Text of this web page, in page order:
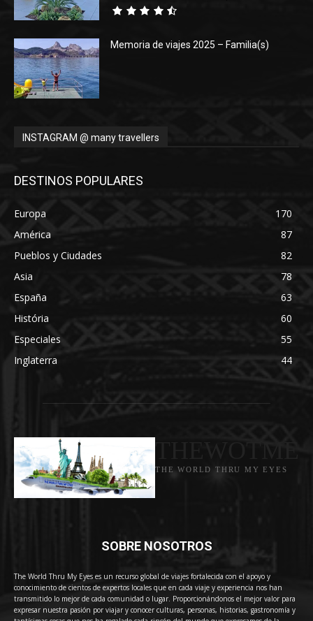
Memoria de viajes 2025 – Familia(s)
INSTAGRAM @ many travellers
DESTINOS POPULARES
Europa
170
América
87
Pueblos y Ciudades
82
Asia
78
España
63
História
60
Especiales
55
Inglaterra
44
THE WORLD THRU MY EYES
SOBRE NOSOTROS
The World Thru My Eyes es un recurso global de viajes fortalecida con el apoyo y
conocimiento de cientos de expertos locales que en cada viaje y experiencia nos han
transmitido lo mejor de cada comunidad o lugar. Proporcionándonos el mejor valor para
expresar nuestra pasión por viajar y conocer culturas, personas, historias, gastronomía y